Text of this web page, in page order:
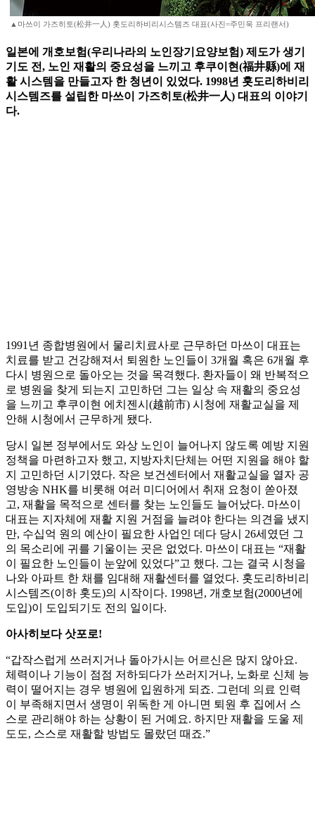
▲마쓰이 가즈히토(松井一人) 홋도리하비리시스템즈 대표(사진=주민욱 프리랜서)
일본에 개호보험(우리나라의 노인장기요양보험) 제도가 생기
기도 전, 노인 재활의 중요성을 느끼고 후쿠이현(福井縣)에 재
활 시스템을 만들고자 한 청년이 있었다. 1998년 홋도리하비리
시스템즈를 설립한 마쓰이 가즈히토(松井一人) 대표의 이야기
다.
1991년 종합병원에서 물리치료사로 근무하던 마쓰이 대표는
치료를 받고 건강해져서 퇴원한 노인들이 3개월 혹은 6개월 후
다시 병원으로 돌아오는 것을 목격했다. 환자들이 왜 반복적으
로 병원을 찾게 되는지 고민하던 그는 일상 속 재활의 중요성
을 느끼고 후쿠이현 에치젠시(越前市) 시청에 재활교실을 제
안해 시청에서 근무하게 됐다.
당시 일본 정부에서도 와상 노인이 늘어나지 않도록 예방 지원
정책을 마련하고자 했고, 지방자치단체는 어떤 지원을 해야 할
지 고민하던 시기였다. 작은 보건센터에서 재활교실을 열자 공
영방송 NHK를 비롯해 여러 미디어에서 취재 요청이 쏟아졌
고, 재활을 목적으로 센터를 찾는 노인들도 늘어났다. 마쓰이
대표는 지자체에 재활 지원 거점을 늘려야 한다는 의견을 냈지
만, 수십억 원의 예산이 필요한 사업인 데다 당시 26세였던 그
의 목소리에 귀를 기울이는 곳은 없었다. 마쓰이 대표는 “재활
이 필요한 노인들이 눈앞에 있었다”고 했다. 그는 결국 시청을
나와 아파트 한 채를 임대해 재활센터를 열었다. 홋도리하비리
시스템즈(이하 홋도)의 시작이다. 1998년, 개호보험(2000년에
도입)이 도입되기도 전의 일이다.
아사히보다 삿포로!
“갑작스럽게 쓰러지거나 돌아가시는 어르신은 많지 않아요.
체력이나 기능이 점점 저하되다가 쓰러지거나, 노화로 신체 능
력이 떨어지는 경우 병원에 입원하게 되죠. 그런데 의료 인력
이 부족해지면서 생명이 위독한 게 아니면 퇴원 후 집에서 스
스로 관리해야 하는 상황이 된 거예요. 하지만 재활을 도울 제
도도, 스스로 재활할 방법도 몰랐던 때죠.”